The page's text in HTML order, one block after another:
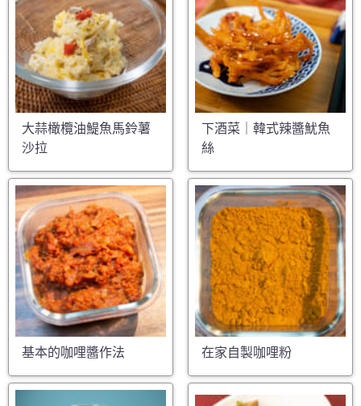
大蒜橄欖油鯷魚馬鈴薯
沙拉
下酒菜｜韓式辣醬魷魚
絲
基本的咖哩醬作法 在家自製咖哩粉